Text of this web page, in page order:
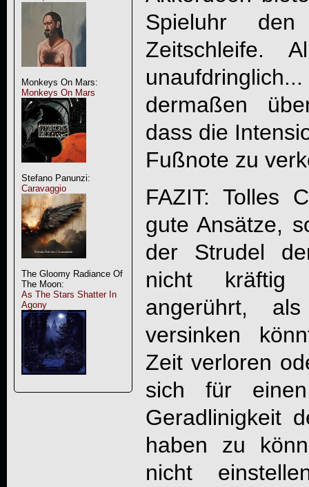
Monkeys On Mars:
Monkeys On Mars
Stefano Panunzi:
Caravaggio
The Gloomy Radiance Of
The Moon:
As The Stars Shatter In
Agony
Spieluhr
Zeitschleife.
dermaßen
dass die
Fußnote zu
FAZIT: Tolles
gute Ansätze,
der Strudel
nicht
angerührt,
versinken
Zeit verloren
sich für
Geradlinigkeit
haben zu
nicht